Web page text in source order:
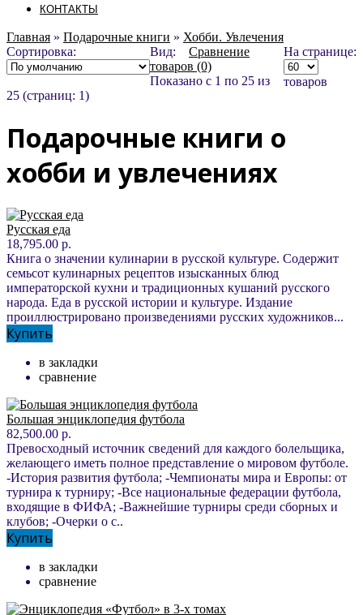
КОНТАКТЫ
Главная » Подарочные книги » Хобби. Увлечения
Сортировка:
Вид: На странице:
товаров
Сравнение
товаров (0)
Показано с 1 по 25 из
25 (страниц: 1)
Подарочные книги о
хобби и увлечениях
Русская еда
18,795.00 р.
Книга о значении кулинарии в русской культуре. Содержит
семьсот кулинарных рецептов изысканных блюд
императорской кухни и традиционных кушаний русского
народа. Еда в русской истории и культуре. Издание
проиллюстрировано произведениями русских художников...
Купить
в закладки
сравнение
Большая энциклопедия футбола
82,500.00 р.
Превосходный источник сведений для каждого болельщика,
желающего иметь полное представление о мировом футболе.
-История развития футбола; -Чемпионаты мира и Европы: от
турнира к турниру; -Все национальные федерации футбола,
входящие в ФИФА; -Важнейшие турниры среди сборных и
клубов; -Очерки о с..
Купить
в закладки
сравнение